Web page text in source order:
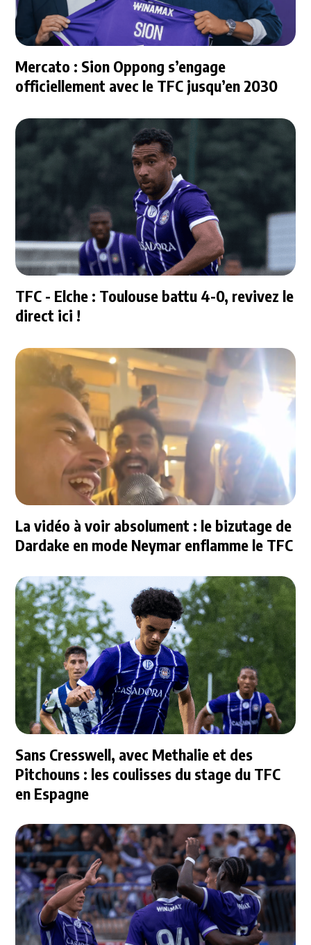
Mercato : Sion Oppong s’engage
officiellement avec le TFC jusqu’en 2030
TFC - Elche : Toulouse battu 4-0, revivez le
direct ici !
La vidéo à voir absolument : le bizutage de
Dardake en mode Neymar enflamme le TFC
Sans Cresswell, avec Methalie et des
Pitchouns : les coulisses du stage du TFC
en Espagne